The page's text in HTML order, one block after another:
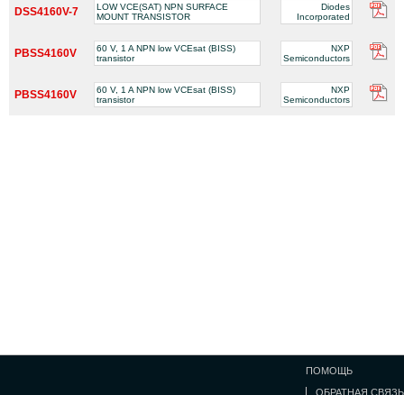
DSS4160V-7
LOW VCE(SAT) NPN SURFACE
MOUNT TRANSISTOR
Diodes
Incorporated
PBSS4160V
60 V, 1 A NPN low VCEsat (BISS)
transistor
NXP
Semiconductors
PBSS4160V
60 V, 1 A NPN low VCEsat (BISS)
transistor
NXP
Semiconductors
ПОМОЩЬ
ОБРАТНАЯ СВЯЗЬ